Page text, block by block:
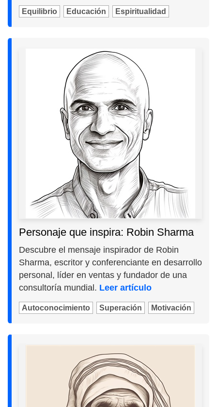
Equilibrio Educación Espiritualidad
Personaje que inspira: Robin Sharma
Descubre el mensaje inspirador de Robin
Sharma, escritor y conferenciante en desarrollo
personal, líder en ventas y fundador de una
consultoría mundial. Leer artículo
Autoconocimiento Superación Motivación